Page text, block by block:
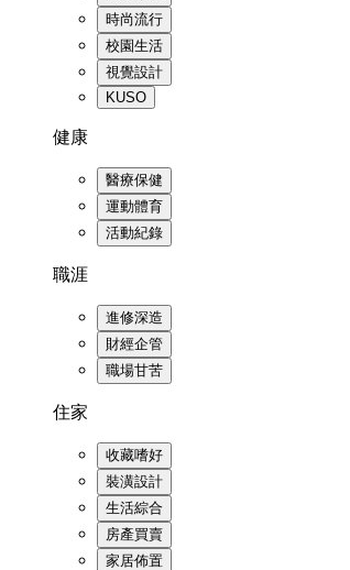
時尚流行
校園生活
視覺設計
KUSO
健康
醫療保健
運動體育
活動紀錄
職涯
進修深造
財經企管
職場甘苦
住家
收藏嗜好
裝潢設計
生活綜合
房產買賣
家居佈置